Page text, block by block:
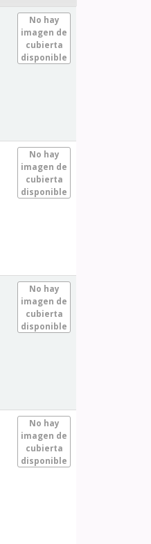
No hay
imagen de
cubierta
disponible
No hay
imagen de
cubierta
disponible
No hay
imagen de
cubierta
disponible
No hay
imagen de
cubierta
disponible